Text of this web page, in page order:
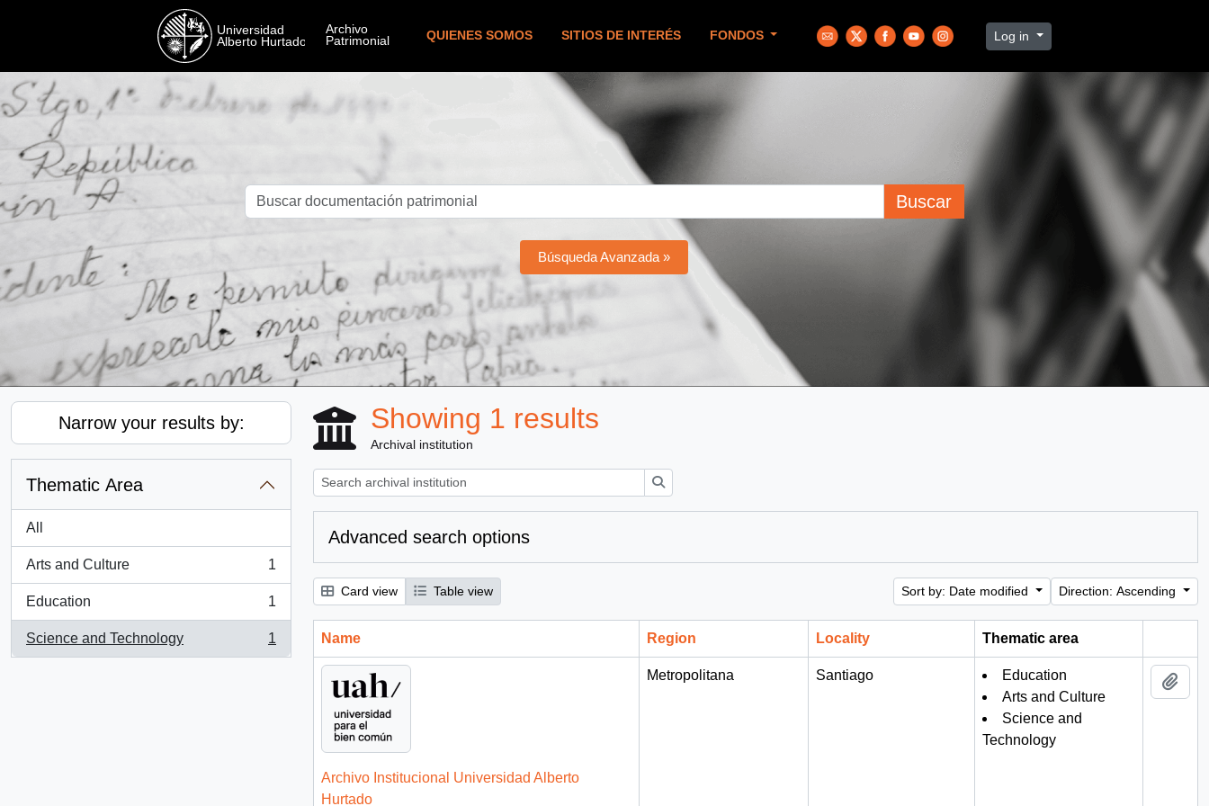
QUIENES SOMOS SITIOS DE INTERÉS FONDOS Log in
Buscar
Búsqueda Avanzada »
Narrow your results by:
Thematic Area
All
Arts and Culture
, 1 results
1
Education
, 1 results
1
Science and Technology
, 1 results
1
Showing 1 results
Archival institution
Advanced search options
Card view Table view Sort by: Date modified Direction: Ascending
Name Region Locality
Thematic area
Archivo Institucional Universidad Alberto
Hurtado
Metropolitana Santiago
Education
Arts and Culture
Science and
Technology